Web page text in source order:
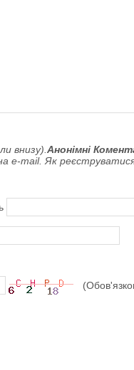
внизу).Анонімні
e-mail. Як